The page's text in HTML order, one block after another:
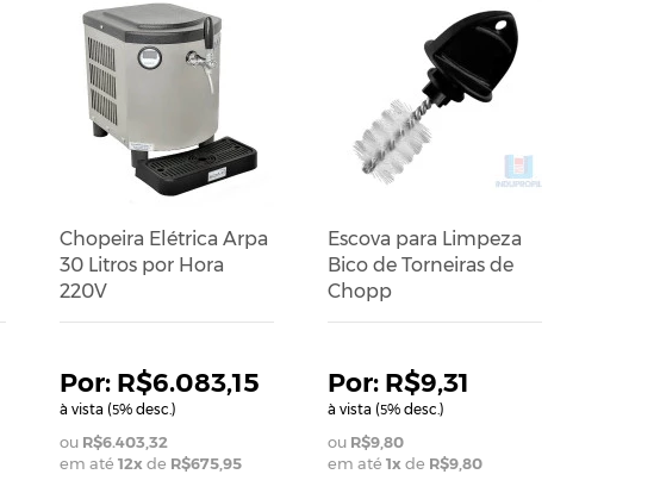
Chopeira Elétrica Arpa
30 Litros por Hora
220V
R$6.083,15
à vista (5% desc.)
R$6.403,32
em até 12x de R$675,95
Escova para Limpeza
Bico de Torneiras de
Chopp
R$9,31
à vista (5% desc.)
R$9,80
em até 1x de R$9,80